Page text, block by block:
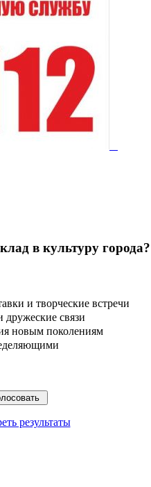
в культуру города?
и творческие встречи
связи
новым поколениям
результаты